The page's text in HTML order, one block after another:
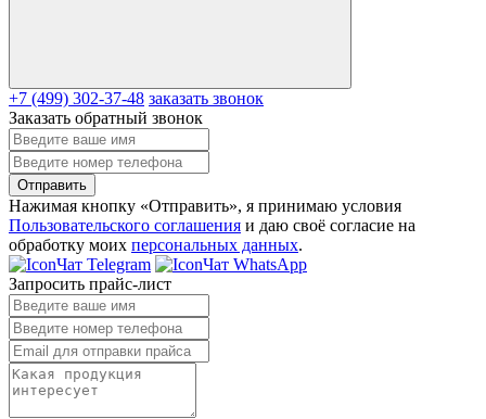
+7 (499) 302-37-48 заказать звонок
Заказать обратный звонок
Отправить
Нажимая кнопку «Отправить», я принимаю условия
Пользовательского соглашения и даю своё согласие на
обработку моих персональных данных.
Чат Telegram
Чат WhatsApp
Запросить прайс-лист